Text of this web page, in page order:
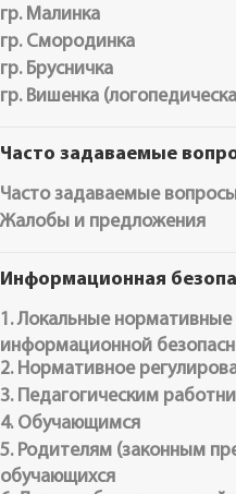
гр. Малинка
гр. Смородинка
гр. Брусничка
гр. Вишенка
Часто задаваемые
Часто задаваемые
Жалобы и предложения
Информационная
1. Локальные
информационной
2. Нормативное
3. Педагогическим
4. Обучающимся
5. Родителям (законным
обучающихся